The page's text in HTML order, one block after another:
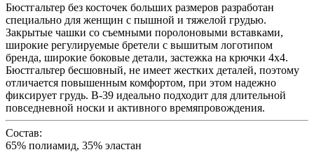
Бюстгальтер без косточек больших размеров разработан
специально для женщин с пышной и тяжелой грудью.
Закрытые чашки со съемными поролоновыми вставками,
широкие регулируемые бретели с вышитым логотипом
бренда, широкие боковые детали, застежка на крючки 4х4.
Бюстгальтер бесшовный, не имеет жестких деталей, поэтому
отличается повышенным комфортом, при этом надежно
фиксирует грудь. В-39 идеально подходит для длительной
повседневной носки и активного времяпровождения.
Состав:
65% полиамид, 35% эластан